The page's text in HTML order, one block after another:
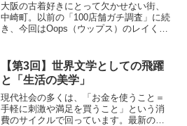
大阪の古着好きにとって欠かせない街、
中崎町。以前の「100店舗ガチ調査」に続
き、今回はOops（ウップス）のレイくん
に、路地裏の隠れた名店をディグ（発
掘）する様子をブログ形式でお届けしま
す。
【第3回】世界文学としての飛躍
と「生活の美学」
現代社会の多くは、「お金を使うこと＝
手軽に刺激や満足を買うこと」という消
費のサイクルで回っています。最新のト